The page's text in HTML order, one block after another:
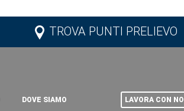
TROVA PUNTI PRELIEVO
DOVE SIAMO LAVORA CON NOI